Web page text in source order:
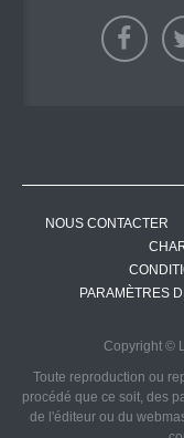
NOUS CONTACTER
PARAMÈTRES
Copyright ©
Toute reproduction ou
procédé que ce soit, des
de l'éditeur ou du